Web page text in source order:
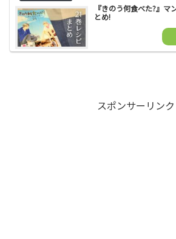
『きのう何食べた?』
とめ!
スポンサーリンク